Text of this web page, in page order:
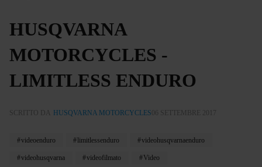
HUSQVARNA
MOTORCYCLES -
LIMITLESS ENDURO
SCRITTO DA HUSQVARNA MOTORCYCLES 06 SETTEMBRE 2017
videoenduro limitlessenduro videohusqvarnaenduro
videohusqvarna videofilmato Video